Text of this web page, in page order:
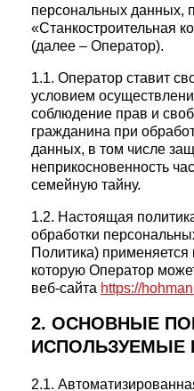
персональных
«Станкостроительная
(далее – Оператор).
1.1. Оператор ставит
условием
соблюдение прав и
гражданина при
данных, в том числе
неприкосновенность
семейную тайну.
1.2. Настоящая
обработки
Политика)
которую Оператор
веб-сайта https://
2. ОСНОВНЫЕ
ИСПОЛЬЗУЕМЫЕ
2.1.